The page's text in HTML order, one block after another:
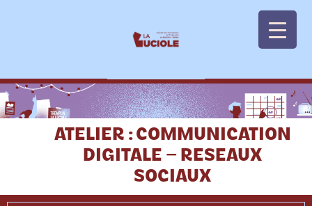
ATELIER : COMMUNICATION
DIGITALE – RESEAUX
SOCIAUX